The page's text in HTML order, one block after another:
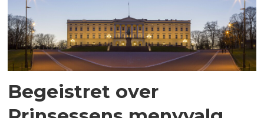
Begeistret over